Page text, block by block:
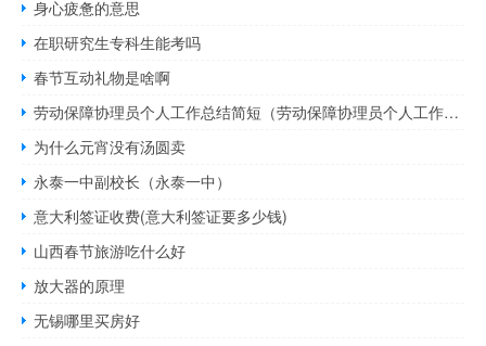
身心疲惫的意思
在职研究生专科生能考吗
春节互动礼物是啥啊
劳动保障协理员个人工作总结简短（劳动保障协理员个人工作总结）
为什么元宵没有汤圆卖
永泰一中副校长（永泰一中）
意大利签证收费(意大利签证要多少钱)
山西春节旅游吃什么好
放大器的原理
无锡哪里买房好